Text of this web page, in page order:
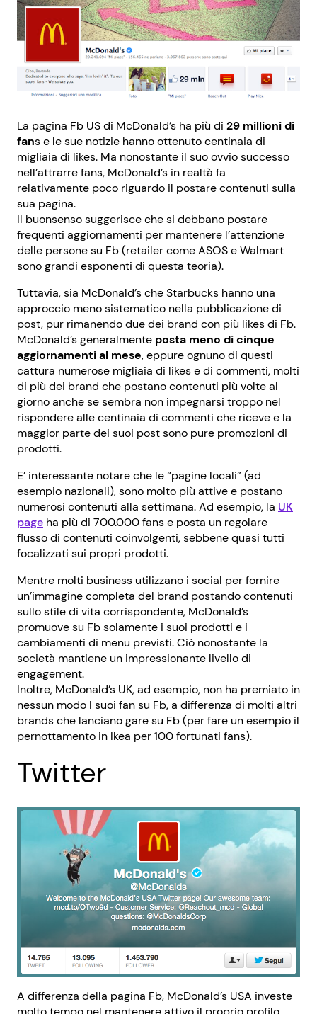
La pagina Fb US di McDonald’s ha più di 29 millioni di
fans e le sue notizie hanno ottenuto centinaia di
migliaia di likes. Ma nonostante il suo ovvio successo
nell’attrarre fans, McDonald’s in realtà fa
relativamente poco riguardo il postare contenuti sulla
sua pagina.
Il buonsenso suggerisce che si debbano postare
frequenti aggiornamenti per mantenere l’attenzione
delle persone su Fb (retailer come ASOS e Walmart
sono grandi esponenti di questa teoria).
Tuttavia, sia McDonald’s che Starbucks hanno una
approccio meno sistematico nella pubblicazione di
post, pur rimanendo due dei brand con più likes di Fb.
McDonald’s generalmente posta meno di cinque
aggiornamenti al mese, eppure ognuno di questi
cattura numerose migliaia di likes e di commenti, molti
di più dei brand che postano contenuti più volte al
giorno anche se sembra non impegnarsi troppo nel
rispondere alle centinaia di commenti che riceve e la
maggior parte dei suoi post sono pure promozioni di
prodotti.
E’ interessante notare che le “pagine locali” (ad
esempio nazionali), sono molto più attive e postano
numerosi contenuti alla settimana. Ad esempio, la UK
page ha più di 700.000 fans e posta un regolare
flusso di contenuti coinvolgenti, sebbene quasi tutti
focalizzati sui propri prodotti.
Mentre molti business utilizzano i social per fornire
un’immagine completa del brand postando contenuti
sullo stile di vita corrispondente, McDonald’s
promuove su Fb solamente i suoi prodotti e i
cambiamenti di menu previsti. Ciò nonostante la
società mantiene un impressionante livello di
engagement.
Inoltre, McDonald’s UK, ad esempio, non ha premiato in
nessun modo I suoi fan su Fb, a differenza di molti altri
brands che lanciano gare su Fb (per fare un esempio il
pernottamento in Ikea per 100 fortunati fans).
Twitter
A differenza della pagina Fb, McDonald’s USA investe